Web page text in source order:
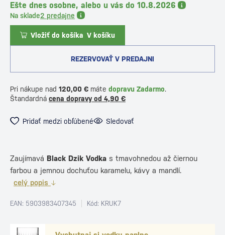
Ešte dnes osobne, alebo u vás do 10.8.2026
Na sklade2 predajne
Vložiť do košíka V košíku
REZERVOVAŤ V PREDAJNI
Pri nákupe nad 120,00 € máte dopravu Zadarmo.
Štandardná cena dopravy od 4,90 €
Pridať medzi obľúbené Sledovať
Zaujímavá Black Dzik Vodka s tmavohnedou až čiernou
farbou a jemnou dochuťou karamelu, kávy a mandlí.
celý popis
EAN: 5903983407345 Kód: KRUK7